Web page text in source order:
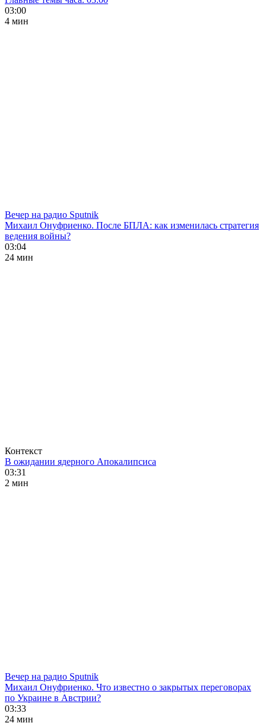
03:00
4 мин
Вечер на радио Sputnik
Михаил Онуфриенко. После БПЛА: как изменилась стратегия
ведения войны?
03:04
24 мин
Контекст
В ожидании ядерного Апокалипсиса
03:31
2 мин
Вечер на радио Sputnik
Михаил Онуфриенко. Что известно о закрытых переговорах
по Украине в Австрии?
03:33
24 мин